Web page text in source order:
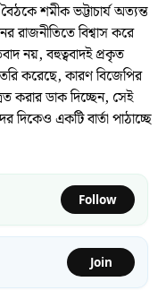
শমীক ভট্টাচার্য অত্যন্ত
রাজনীতিতে বিশ্বাস করে
নয়, বহুত্ববাদই প্রকৃত
করেছে, কারণ বিজেপির
করার ডাক দিচ্ছেন, সেই
একটি বার্তা পাঠাচ্ছে
Follow
Join